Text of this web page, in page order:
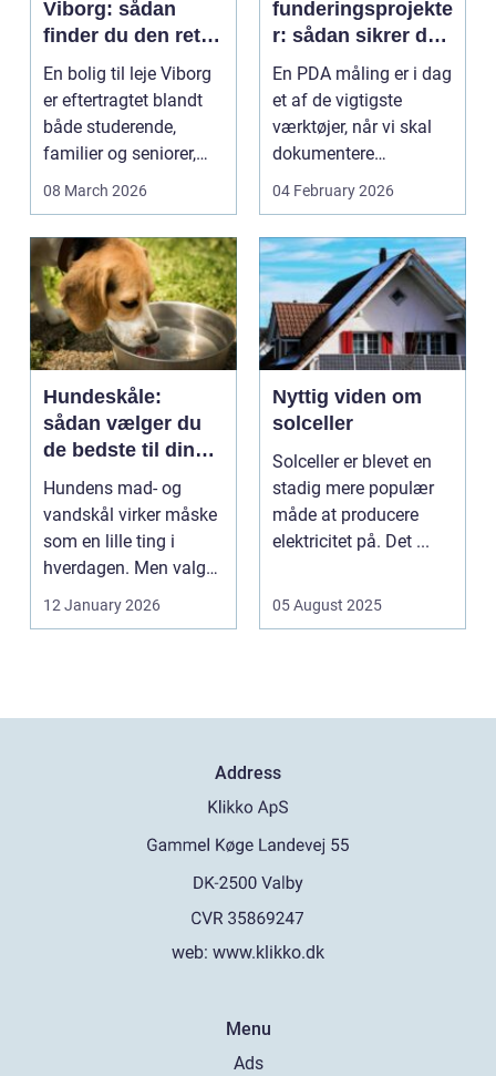
Viborg: sådan
finder du den rette
lejlighed
En bolig til leje Viborg
er eftertragtet blandt
både studerende,
familier og seniorer,
fordi b...
08 March 2026
funderingsprojekte
r: sådan sikrer du
dokumenteret
bæreevne
En PDA måling er i dag
et af de vigtigste
værktøjer, når vi skal
dokumentere
bæreevnen af pæle til
04 February 2026
Hundeskåle:
sådan vælger du
de bedste til din
hund
Hundens mad- og
vandskål virker måske
som en lille ting i
hverdagen. Men valg
12 January 2026
Nyttig viden om
solceller
Solceller er blevet en
stadig mere populær
måde at producere
elektricitet på. Det ...
05 August 2025
Address
web: www.klikko.dk
Menu
Ads